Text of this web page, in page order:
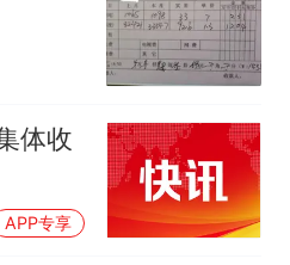
体收
APP专享